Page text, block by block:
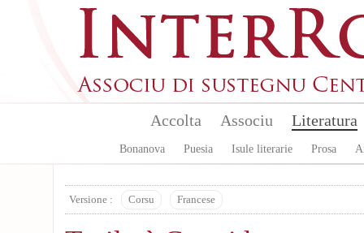
Accolta Associu Literatura
Bonanova Puesia Isule literarie Prosa
Versione : Corsu Francese